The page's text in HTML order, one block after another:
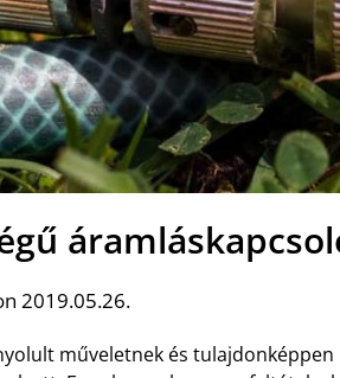
2019.05.26.
műveletnek és tulajdonképpen